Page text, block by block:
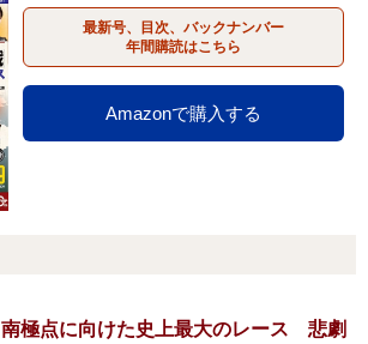
最新号、目次、バックナンバー
年間購読はこちら
Amazonで購入する
南極点に向けた史上最大のレース 悲劇